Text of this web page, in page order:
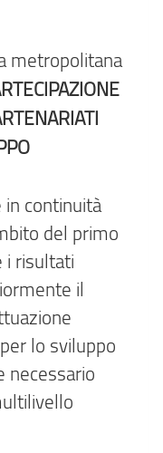
metropolitana
in continuità
del primo
i risultati
il
lo sviluppo
necessario